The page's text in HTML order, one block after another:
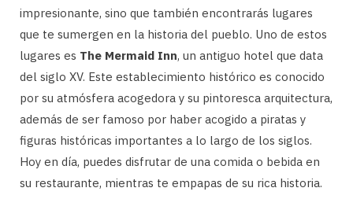
impresionante, sino que también encontrarás lugares
que te sumergen en la historia del pueblo. Uno de estos
lugares es The Mermaid Inn, un antiguo hotel que data
del siglo XV. Este establecimiento histórico es conocido
por su atmósfera acogedora y su pintoresca arquitectura,
además de ser famoso por haber acogido a piratas y
figuras históricas importantes a lo largo de los siglos.
Hoy en día, puedes disfrutar de una comida o bebida en
su restaurante, mientras te empapas de su rica historia.